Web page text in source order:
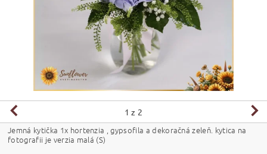
1 z 2
Jemná kytička 1x hortenzia , gypsofila a dekoračná zeleň. kytica na
fotografii je verzia malá (S)